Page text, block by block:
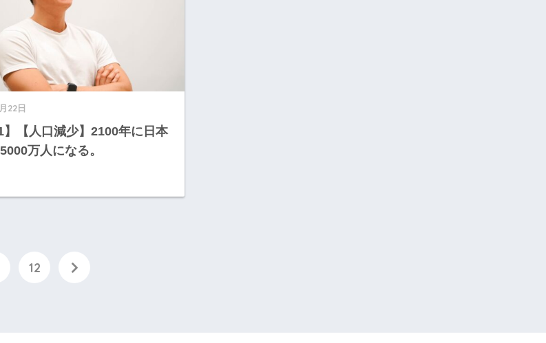
22日
】【人口減少】2100年に日本
万人になる。
12